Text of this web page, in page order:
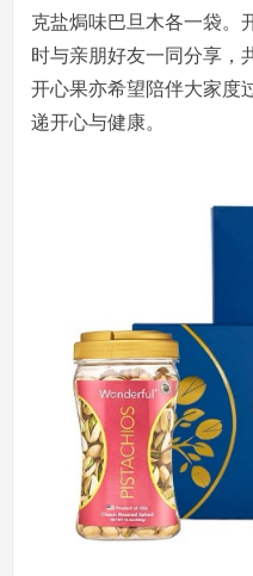
克盐焗味巴旦木各一袋。
时与亲朋好友一同分享，
开心果亦希望陪伴大家度
递开心与健康。